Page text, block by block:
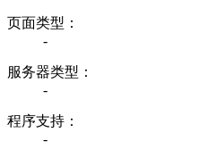
页面类型：
-
服务器类型：
-
程序支持：
-